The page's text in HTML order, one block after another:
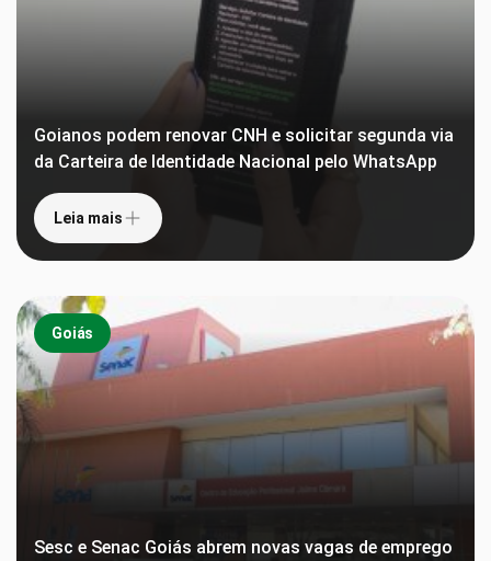
Goianos podem renovar CNH e solicitar segunda via
da Carteira de Identidade Nacional pelo WhatsApp
Leia mais
Goiás
Sesc e Senac Goiás abrem novas vagas de emprego